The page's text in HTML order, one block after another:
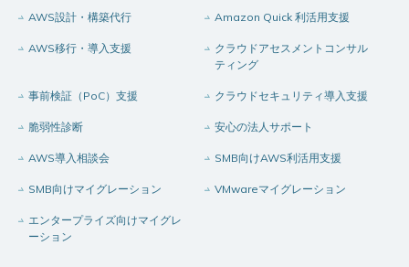
AWS設計・構築代行 Amazon Quick 利活用支援
AWS移行・導入支援
クラウドアセスメントコンサル
ティング
事前検証（PoC）支援 クラウドセキュリティ導入支援
脆弱性診断 安心の法人サポート
AWS導入相談会 SMB向けAWS利活用支援
SMB向けマイグレーション VMwareマイグレーション
エンタープライズ向けマイグレ
ーション